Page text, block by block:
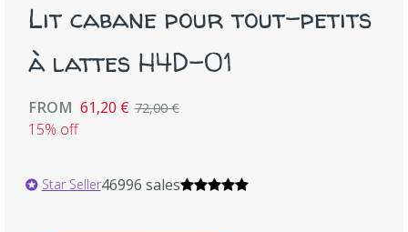
Lit cabane pour tout-petits
à lattes H4D-01
FROM 61,20 € 72,00 €
15% off
Star Seller46996 sales